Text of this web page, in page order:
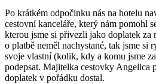
Po krátkém odpočinku nás na hotelu
cestovní kanceláře, který nám pomohl
kterou jsme si přivezli jako doplatek za
o platbě neměl nachystané, tak jsme si
svoje vlastní (kolik, kdy a komu jsme
podepsat. Majitelka cestovky Angelica
doplatek v pořádku dostal.